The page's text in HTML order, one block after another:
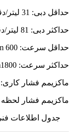
حداقل دبی: 31 لیتر/دقیقه
حداکثر دبی: 81 لیتر/دقیقه
حداقل سرعت: rpm 600
حداکثر سرعت: rpm1800
ماکزیمم فشار کاری: 175 بار
ماکزیمم فشار لحظه ای:
جدول اطلاعات